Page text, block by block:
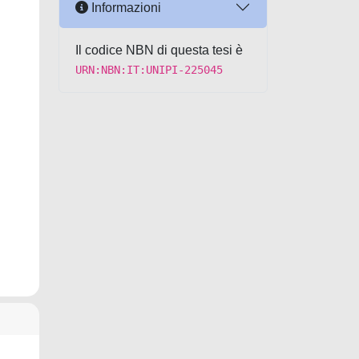
Informazioni
Il codice NBN di questa tesi è
URN:NBN:IT:UNIPI-225045